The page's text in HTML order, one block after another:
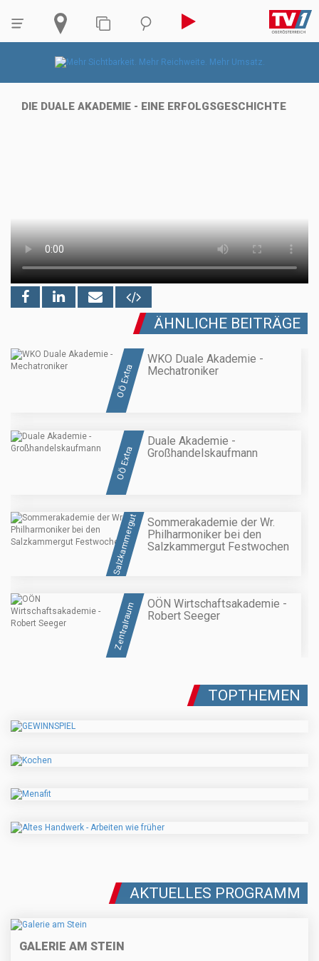
DIE DUALE AKADEMIE - EINE ERFOLGSGESCHICHTE
ÄHNLICHE BEITRÄGE
OÖ Extra
WKO Duale Akademie -
Mechatroniker
OÖ Extra
Duale Akademie -
Großhandelskaufmann
Salzkammergut
Sommerakademie der Wr.
Philharmoniker bei den
Salzkammergut Festwochen
Zentralraum
OÖN Wirtschaftsakademie -
Robert Seeger
TOPTHEMEN
AKTUELLES PROGRAMM
GALERIE AM STEIN